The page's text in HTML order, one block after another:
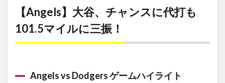
イルに三
振！
1.1
Angels
ハイラ
【Angels】大谷、チャンスに代打も
101.5マイルに三振！
Angels vs Dodgers ゲームハイライト